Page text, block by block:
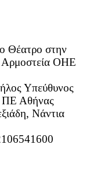
Θέατρο στην
Αρμοστεία ΟΗΕ
Υπεύθυνος
ΠΕ Αθήνας
Νάντια